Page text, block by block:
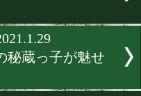
日本ユース王者